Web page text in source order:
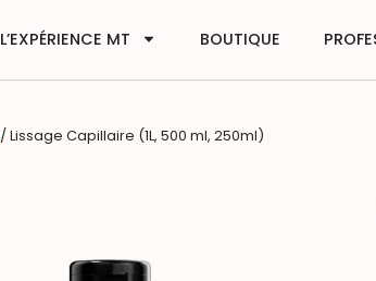
L’EXPÉRIENCE MT BOUTIQUE
/ Lissage Capillaire (1L, 500 ml, 250ml)